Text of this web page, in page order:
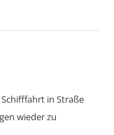
in Straße
wieder zu